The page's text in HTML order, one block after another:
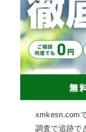
xmkesn.com
調査で追跡で